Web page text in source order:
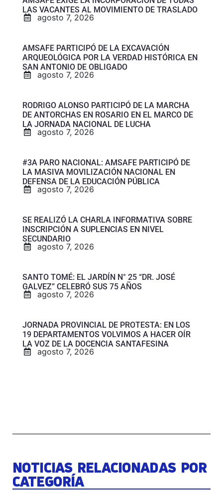
LAS VACANTES AL MOVIMIENTO DE TRASLADO
agosto 7, 2026
AMSAFE PARTICIPÓ DE LA EXCAVACIÓN
ARQUEOLÓGICA POR LA VERDAD HISTÓRICA EN
SAN ANTONIO DE OBLIGADO
agosto 7, 2026
RODRIGO ALONSO PARTICIPÓ DE LA MARCHA
DE ANTORCHAS EN ROSARIO EN EL MARCO DE
LA JORNADA NACIONAL DE LUCHA
agosto 7, 2026
#3A PARO NACIONAL: AMSAFE PARTICIPÓ DE
LA MASIVA MOVILIZACIÓN NACIONAL EN
DEFENSA DE LA EDUCACIÓN PÚBLICA
agosto 7, 2026
SE REALIZÓ LA CHARLA INFORMATIVA SOBRE
INSCRIPCIÓN A SUPLENCIAS EN NIVEL
SECUNDARIO
agosto 7, 2026
SANTO TOMÉ: EL JARDÍN N° 25 “DR. JOSÉ
GALVEZ” CELEBRÓ SUS 75 AÑOS
agosto 7, 2026
JORNADA PROVINCIAL DE PROTESTA: EN LOS
19 DEPARTAMENTOS VOLVIMOS A HACER OÍR
LA VOZ DE LA DOCENCIA SANTAFESINA
agosto 7, 2026
NOTICIAS RELACIONADAS POR
CATEGORÍA